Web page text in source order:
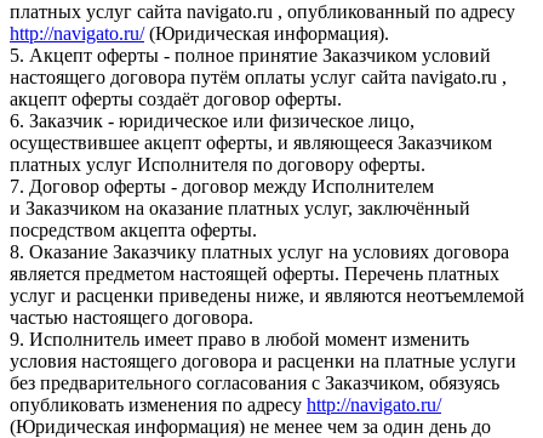
платных услуг сайта navigato.ru , опубликованный по адресу
http://navigato.ru/(Юридическая информация).
5. Акцепт оферты - полное принятие Заказчиком условий
настоящего договора путём оплаты услуг сайта navigato.ru ,
акцепт оферты создаёт договор оферты.
6. Заказчик - юридическое или физическое лицо,
осуществившее акцепт оферты, и являющееся Заказчиком
платных услуг Исполнителя по договору оферты.
7. Договор оферты - договор между Исполнителем
и Заказчиком на оказание платных услуг, заключённый
посредством акцепта оферты.
8. Оказание Заказчику платных услуг на условиях договора
является предметом настоящей оферты. Перечень платных
услуг и расценки приведены ниже, и являются неотъемлемой
частью настоящего договора.
9. Исполнитель имеет право в любой момент изменить
условия настоящего договора и расценки на платные услуги
без предварительного согласования с Заказчиком, обязуясь
опубликовать изменения по адресу http://navigato.ru/
(Юридическая информация) не менее чем за один день до